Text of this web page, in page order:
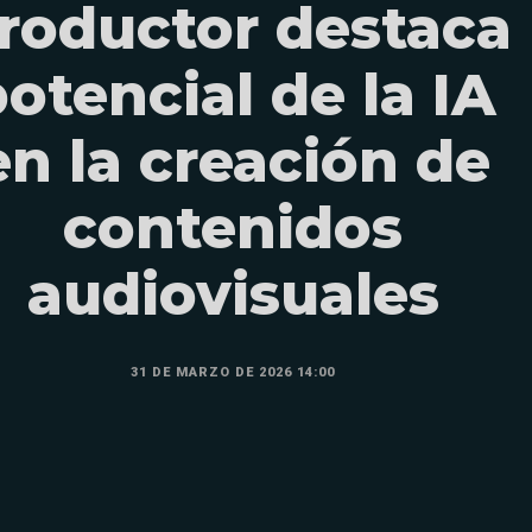
destaca
de la IA
la creación de
contenidos
audiovisuales
31 DE MARZO DE 2026 14:00